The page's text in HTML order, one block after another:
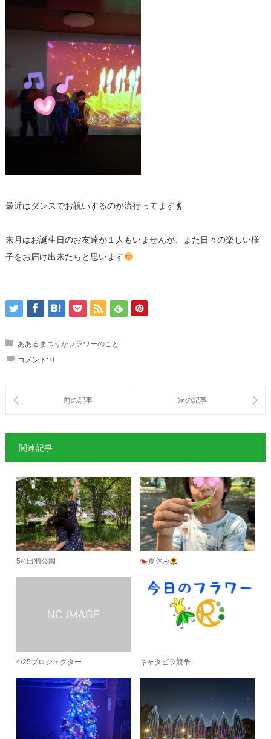
最近はダンスでお祝いするのが流行ってます
来月はお誕生日のお友達が１人もいませんが、また日々の楽しい様
子をお届け出来たらと思います
ああるまつりかフラワーのこと
コメント: 0
関連記事
5/4出羽公園 夏休み
4/25プロジェクター キャタピラ競争